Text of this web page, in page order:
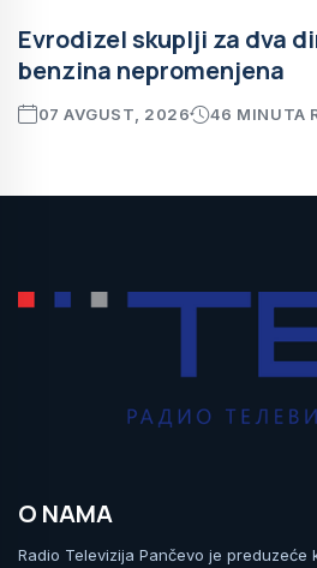
Evrodizel skuplji za dva
benzina nepromenjena
07 AVGUST, 2026 46 MINUTA
O NAMA
Radio Televizija Pančevo je preduzeće